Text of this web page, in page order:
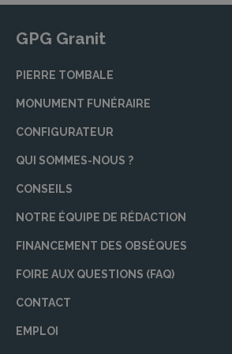
monuments funéraires
spécialisés sont là pour
Chez POMPES
crémation. Nous prenons en
conformité et respect. Que
nous garantissons un
La thanatopraxie est une
FUNÈBRES CHAU offre ce
cérémonie. Nos
Cérémonies
Les cérémonies funéraires
GPG Granit
PIERRE TOMBALE
MONUMENT FUNÉRAIRE
CONFIGURATEUR
QUI SOMMES-NOUS ?
CONSEILS
NOTRE ÉQUIPE DE RÉDACTION
FINANCEMENT DES OBSÈQUES
FOIRE AUX QUESTIONS (FAQ)
CONTACT
EMPLOI